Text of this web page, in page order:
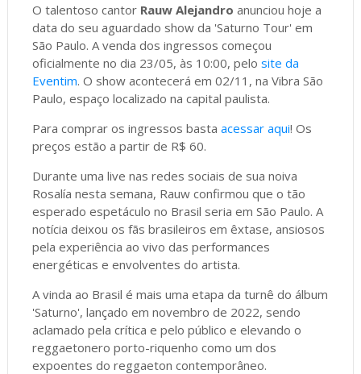
O talentoso cantor Rauw Alejandro anunciou hoje a
data do seu aguardado show da 'Saturno Tour' em
São Paulo. A venda dos ingressos começou
oficialmente no dia 23/05, às 10:00, pelo site da
Eventim. O show acontecerá em 02/11, na Vibra São
Paulo, espaço localizado na capital paulista.
Para comprar os ingressos basta acessar aqui! Os
preços estão a partir de R$ 60.
Durante uma live nas redes sociais de sua noiva
Rosalía nesta semana, Rauw confirmou que o tão
esperado espetáculo no Brasil seria em São Paulo. A
notícia deixou os fãs brasileiros em êxtase, ansiosos
pela experiência ao vivo das performances
energéticas e envolventes do artista.
A vinda ao Brasil é mais uma etapa da turnê do álbum
'Saturno', lançado em novembro de 2022, sendo
aclamado pela crítica e pelo público e elevando o
reggaetonero porto-riquenho como um dos
expoentes do reggaeton contemporâneo.